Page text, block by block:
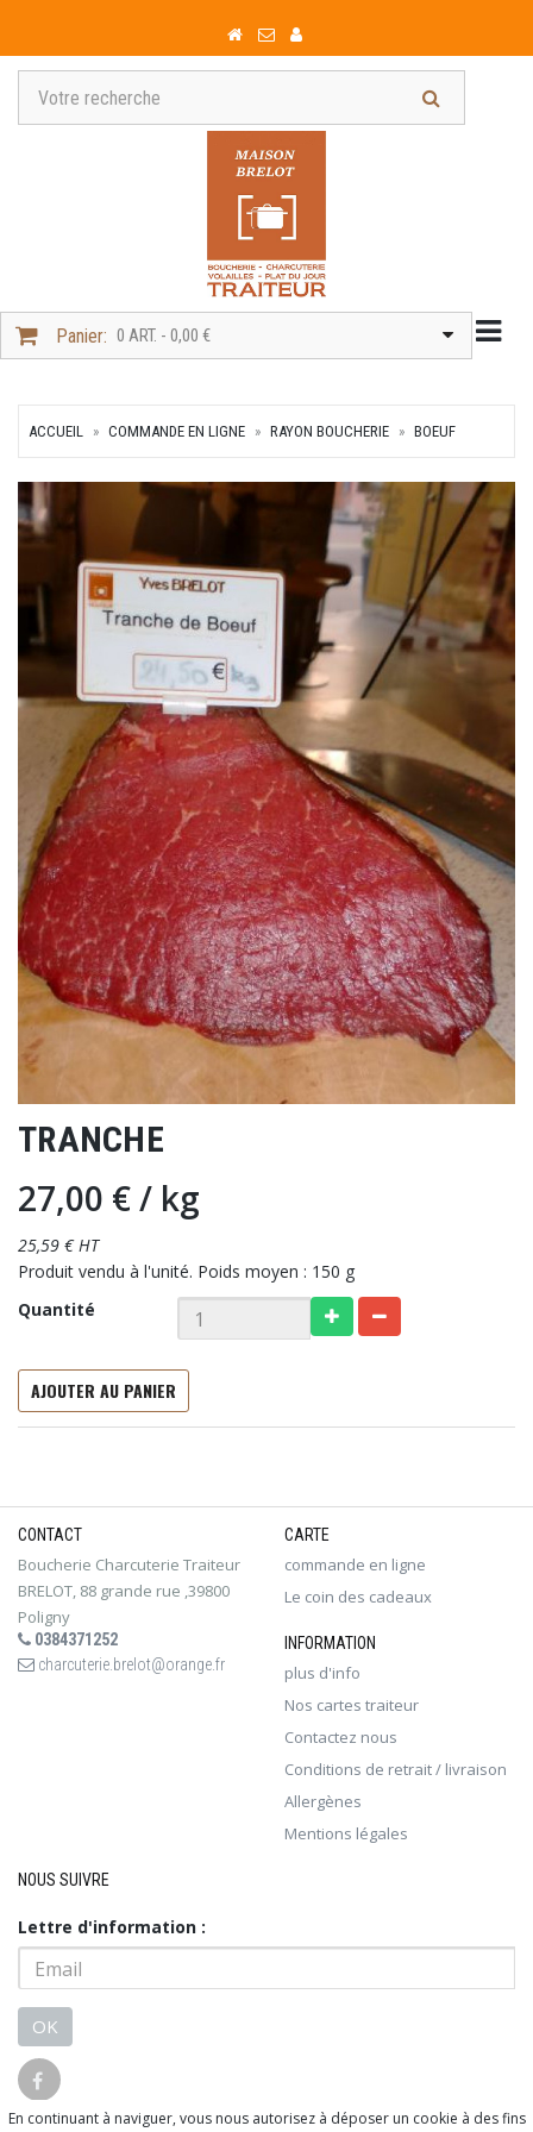
Panier: 0 ART. - 0,00 €
ACCUEIL COMMANDE EN LIGNE RAYON BOUCHERIE BOEUF
TRANCHE
27,00 €/ kg
25,59 € HT
Produit vendu à l'unité. Poids moyen : 150 g
Quantité
AJOUTER AU PANIER
CONTACT
Boucherie Charcuterie Traiteur
BRELOT, 88 grande rue ,39800
Poligny
0384371252
charcuterie.brelot@orange.fr
CARTE
commande en ligne
Le coin des cadeaux
INFORMATION
plus d'info
Nos cartes traiteur
Contactez nous
Conditions de retrait / livraison
Allergènes
Mentions légales
NOUS SUIVRE
Lettre d'information :
OK
En continuant à naviguer, vous nous autorisez à déposer un cookie à des fins